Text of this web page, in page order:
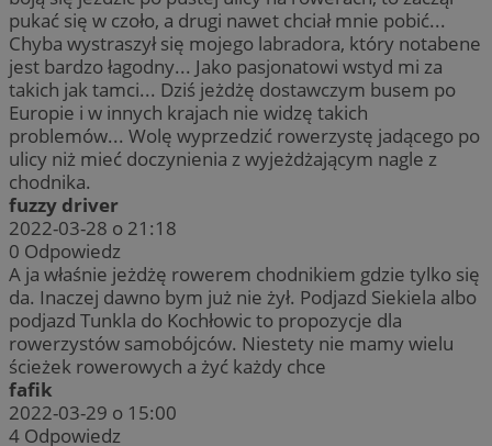
pukać się w czoło, a drugi nawet chciał mnie pobić...
Chyba wystraszył się mojego labradora, który notabene
jest bardzo łagodny... Jako pasjonatowi wstyd mi za
takich jak tamci... Dziś jeżdżę dostawczym busem po
Europie i w innych krajach nie widzę takich
problemów... Wolę wyprzedzić rowerzystę jadącego po
ulicy niż mieć doczynienia z wyjeżdżającym nagle z
chodnika.
fuzzy driver
2022-03-28 o 21:18
0 Odpowiedz
A ja właśnie jeżdżę rowerem chodnikiem gdzie tylko się
da. Inaczej dawno bym już nie żył. Podjazd Siekiela albo
podjazd Tunkla do Kochłowic to propozycje dla
rowerzystów samobójców. Niestety nie mamy wielu
ścieżek rowerowych a żyć każdy chce
fafik
2022-03-29 o 15:00
4 Odpowiedz